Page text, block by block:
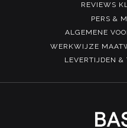
REVIEWS
PERS &
ALGEMENE
WERKWIJZE
LEVERTIJDEN &